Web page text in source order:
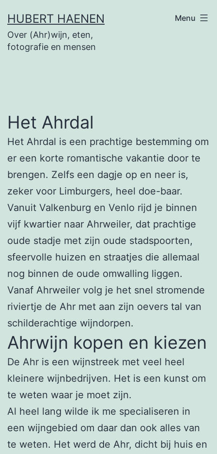
naar
de
HUBERT HAENEN
Over (Ahr)wijn, eten,
fotografie en mensen
Menu
Het Ahrdal
Het Ahrdal is een prachtige bestemming om
er een korte romantische vakantie door te
brengen. Zelfs een dagje op en neer is,
zeker voor Limburgers, heel doe-baar.
Vanuit Valkenburg en Venlo rijd je binnen
vijf kwartier naar Ahrweiler, dat prachtige
oude stadje met zijn oude stadspoorten,
sfeervolle huizen en straatjes die allemaal
nog binnen de oude omwalling liggen.
Vanaf Ahrweiler volg je het snel stromende
riviertje de Ahr met aan zijn oevers tal van
schilderachtige wijndorpen.
Ahrwijn kopen en kiezen
De Ahr is een wijnstreek met veel heel
kleinere wijnbedrijven. Het is een kunst om
te weten waar je moet zijn.
Al heel lang wilde ik me specialiseren in
een wijngebied om daar dan ook alles van
te weten. Het werd de Ahr, dicht bij huis en